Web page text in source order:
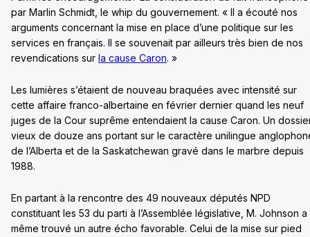
par Marlin Schmidt, le whip du gouvernement. « Il a écouté nos
arguments concernant la mise en place d’une politique sur les
services en français. Il se souvenait par ailleurs très bien de nos
revendications sur la cause Caron. »
Les lumières s’étaient de nouveau braquées avec intensité sur
cette affaire franco-albertaine en février dernier quand les neuf
juges de la Cour suprême entendaient la cause Caron. Un
vieux de douze ans portant sur le caractère unilingue
de l’Alberta et de la Saskatchewan gravé dans le marbre depuis
1988.
En partant à la rencontre des 49 nouveaux députés NPD
constituant les 53 du parti à l’Assemblée législative, M. Johnson a
même trouvé un autre écho favorable. Celui de la mise sur pied